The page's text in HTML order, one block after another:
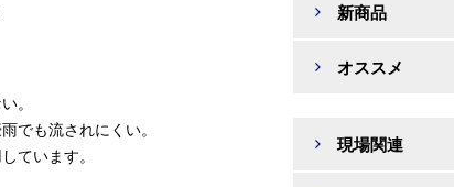
。
でも流されにくい。
ています。
新商品
オススメ
現場関連